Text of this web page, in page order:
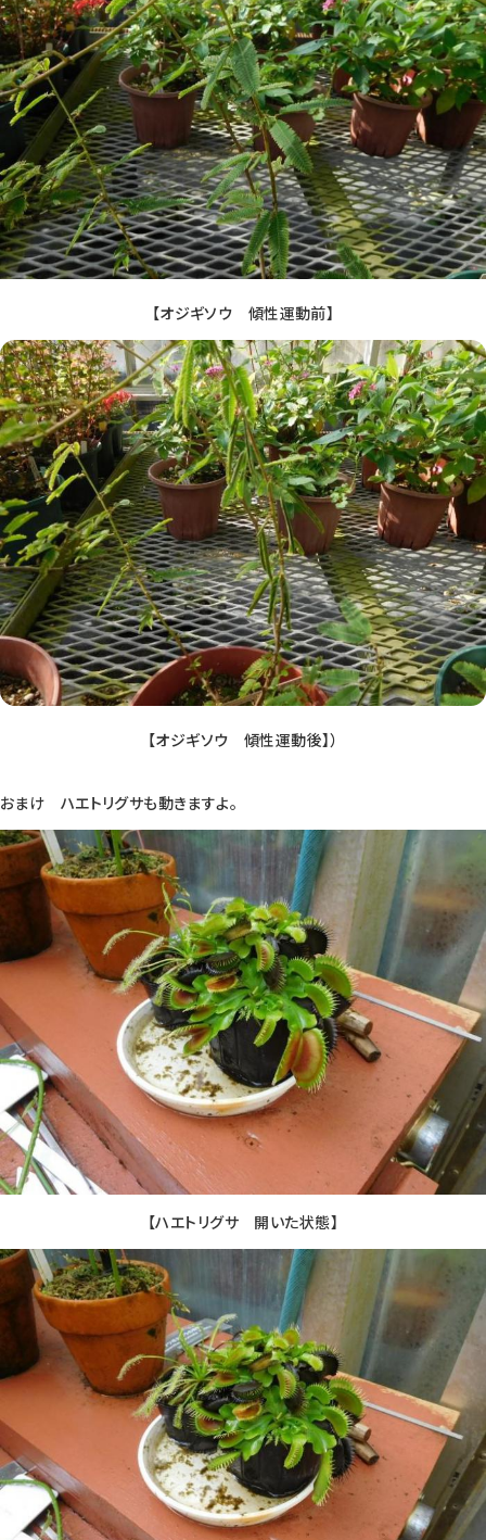
【オジギソウ 傾性運動前】
【オジギソウ 傾性運動後】）
おまけ ハエトリグサも動きますよ。
【ハエトリグサ 開いた状態】